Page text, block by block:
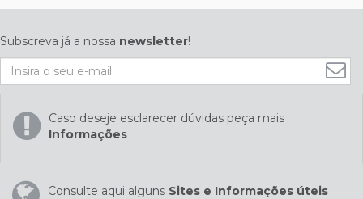
Subscreva já a nossa newsletter!
Caso deseje esclarecer dúvidas peça mais
Informações
Consulte aqui alguns Sites e Informações úteis